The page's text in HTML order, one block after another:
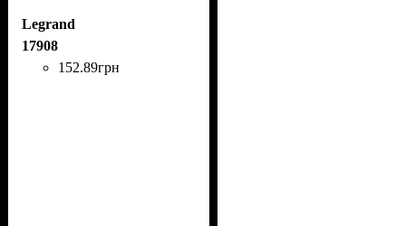
Legrand
17908
152.89грн